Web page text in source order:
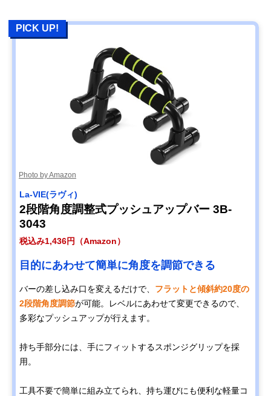
PICK UP!
Photo by Amazon
La-VIE(ラヴィ)
2段階角度調整式プッシュアップバー 3B-
3043
税込み1,436円（Amazon）
目的にあわせて簡単に角度を調節できる
バーの差し込み口を変えるだけで、 フラットと傾斜約20度の
2段階角度調節が可能。レベルにあわせて変更できるので、
多彩なプッシュアップが行えます。
持ち手部分には、手にフィットするスポンジグリップを採
用。
工具不要で簡単に組み立てられ、持ち運びにも便利な軽量コ